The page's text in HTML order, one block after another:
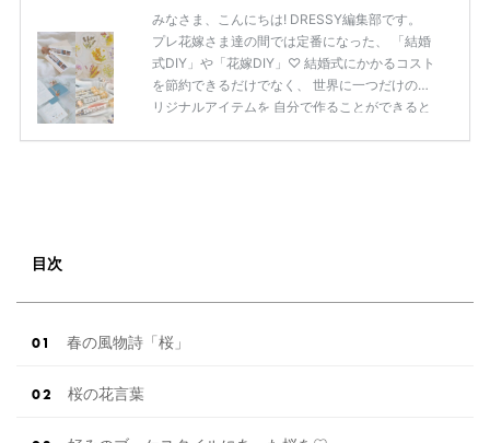
みなさま、こんにちは! DRESSY編集部です。
プレ花嫁さま達の間では定番になった、 「結婚
式DIY」や「花嫁DIY」♡ 結婚式にかかるコスト
を節約できるだけでなく、 世界に一つだけのオ
リジナルアイテムを 自分で作ることができると
ン内容をま […]続きを読む
目次
春の風物詩「桜」
桜の花言葉